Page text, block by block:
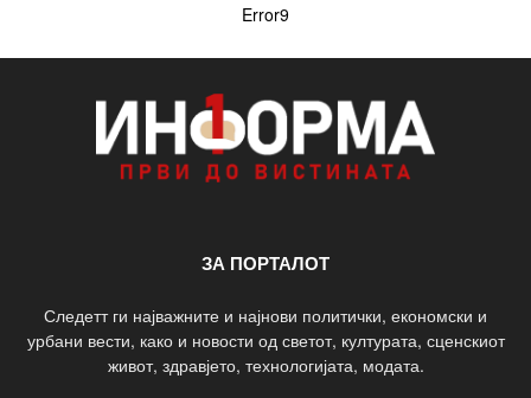
Error9
ЗА ПОРТАЛОТ
Следетт ги најважните и најнови политички, економски и
урбани вести, како и новости од светот, културата, сценскиот
живот, здравјето, технологијата, модата.